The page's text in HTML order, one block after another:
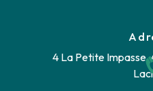
4 La Petite